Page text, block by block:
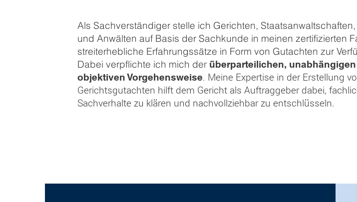
Als Sachverständiger stelle ich Gerichten,
und Anwälten auf Basis der Sachkunde in meinen zertifizierten
streiterhebliche Erfahrungssätze in Form von Gutachten zur
Dabei verpflichte ich mich der überparteilichen,
objektiven Vorgehensweise. Meine Expertise in der Erstellung
Gerichtsgutachten hilft dem Gericht als Auftraggeber dabei,
Sachverhalte zu klären und nachvollziehbar zu entschlüsseln.